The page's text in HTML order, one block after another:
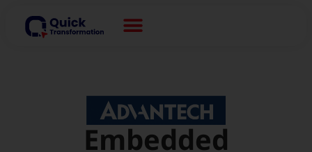
Embedded